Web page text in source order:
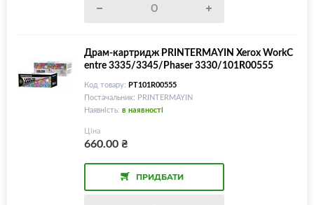
Драм-картридж PRINTERMAYIN Xerox WorkC
entre 3335/3345/Phaser 3330/101R00555
Код товару: PT101R00555
Постачальник: PRINTERMAYIN
Наявність: в наявності
Ціна
660.00₴
ПРИДБАТИ